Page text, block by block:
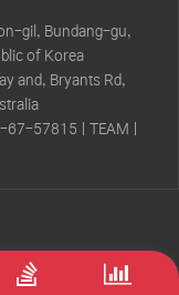
gil, Bundang-gu,
of Korea
and, Bryants Rd,
67-57815 | TEAM |